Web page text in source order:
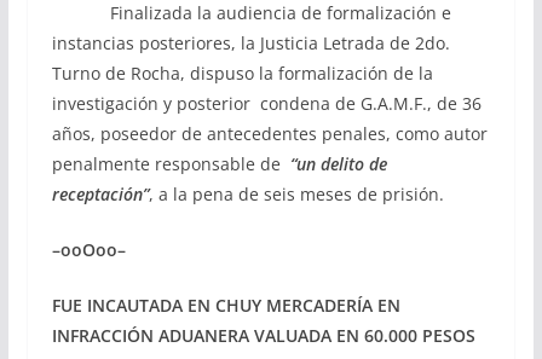
Finalizada la audiencia de formalización e
instancias posteriores, la Justicia Letrada de 2do.
Turno de Rocha, dispuso la formalización de la
investigación y posterior condena de G.A.M.F., de 36
años, poseedor de antecedentes penales, como autor
penalmente responsable de “un delito de
receptación”, a la pena de seis meses de prisión.
–ooOoo–
FUE INCAUTADA EN CHUY MERCADERÍA EN
INFRACCIÓN ADUANERA VALUADA EN 60.000 PESOS